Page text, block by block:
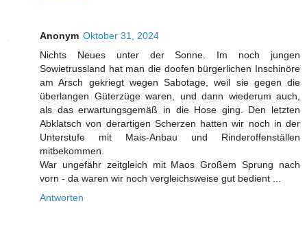
Anonym Oktober 31, 2024
Nichts Neues unter der Sonne. Im noch jungen
Sowietrussland hat man die doofen bürgerlichen Inschinöre
am Arsch gekriegt wegen Sabotage, weil sie gegen die
überlangen Güterzüge waren, und dann wiederum auch,
als das erwartungsgemäß in die Hose ging. Den letzten
Abklatsch von derartigen Scherzen hatten wir noch in der
Unterstufe mit Mais-Anbau und Rinderoffenställen
mitbekommen.
War ungefähr zeitgleich mit Maos Großem Sprung nach
vorn - da waren wir noch vergleichsweise gut bedient ...
Antworten